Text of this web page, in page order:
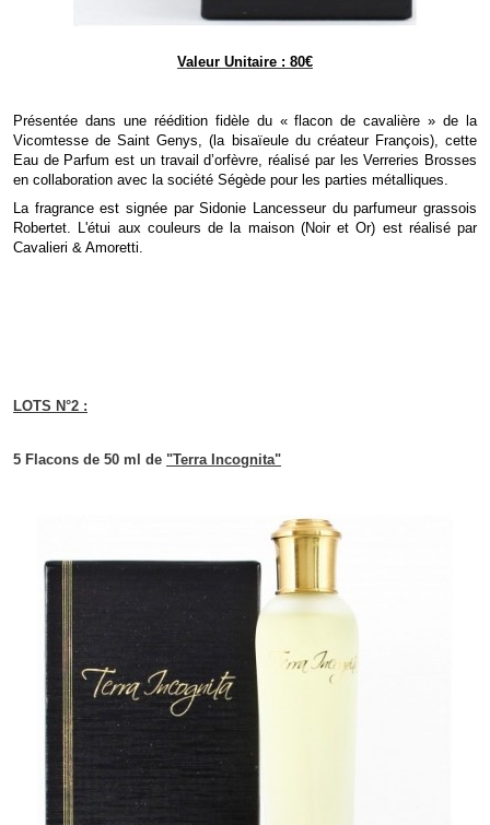
Valeur Unitaire : 80€
Présentée dans une réédition fidèle du « flacon de cavalière » de la
Vicomtesse de Saint Genys, (la bisaïeule du créateur François), cette
Eau de Parfum est un travail d’orfèvre, réalisé par les Verreries Brosses
en collaboration avec la société Ségède pour les parties métalliques.
La fragrance est signée par Sidonie Lancesseur du parfumeur grassois
Robertet. L'étui aux couleurs de la maison (Noir et Or) est réalisé par
Cavalieri & Amoretti.
LOTS N°2 :
5 Flacons de 50 ml de "Terra Incognita"